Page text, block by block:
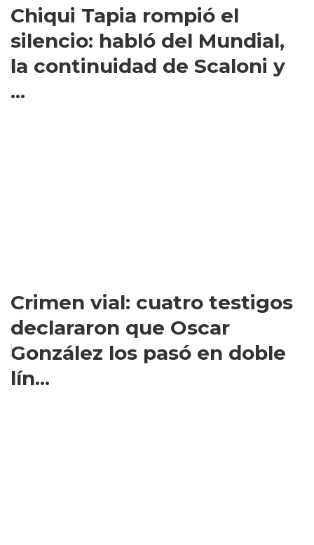
Chiqui Tapia rompió el
silencio: habló del Mundial,
la continuidad de Scaloni y
...
Crimen vial: cuatro testigos
declararon que Oscar
González los pasó en doble
lín...